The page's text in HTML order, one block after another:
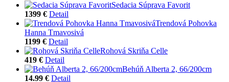
Sedacia Súprava Favorit
1399 € Detail
Trendová Pohovka
Hanna Tmavosivá
1199 € Detail
Rohová Skriňa Celle
419 € Detail
Behúň Alberta 2, 66/200cm
14.99 € Detail